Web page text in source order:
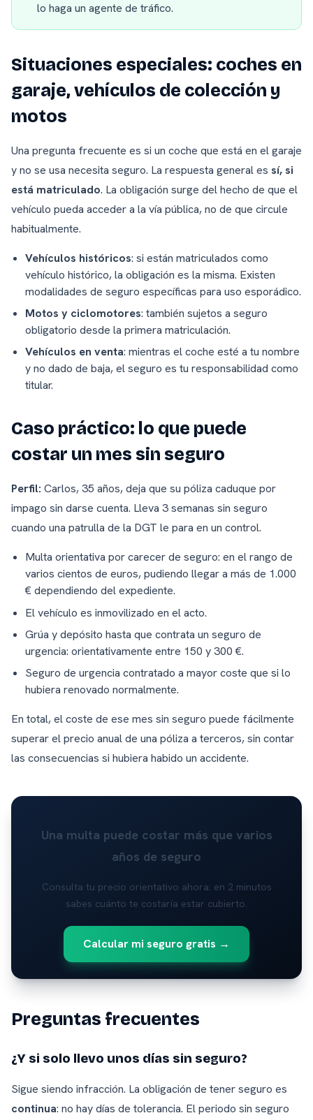
lo haga un agente de tráfico.
Situaciones especiales: coches en
garaje, vehículos de colección y
motos
Una pregunta frecuente es si un coche que está en el garaje
y no se usa necesita seguro. La respuesta general es sí, si
está matriculado. La obligación surge del hecho de que el
vehículo pueda acceder a la vía pública, no de que circule
habitualmente.
Vehículos históricos: si están matriculados como
vehículo histórico, la obligación es la misma. Existen
modalidades de seguro específicas para uso esporádico.
Motos y ciclomotores: también sujetos a seguro
obligatorio desde la primera matriculación.
Vehículos en venta: mientras el coche esté a tu nombre
y no dado de baja, el seguro es tu responsabilidad como
titular.
Caso práctico: lo que puede
costar un mes sin seguro
Perfil: Carlos, 35 años, deja que su póliza caduque por
impago sin darse cuenta. Lleva 3 semanas sin seguro
cuando una patrulla de la DGT le para en un control.
Multa orientativa por carecer de seguro: en el rango de
varios cientos de euros, pudiendo llegar a más de 1.000
€ dependiendo del expediente.
El vehículo es inmovilizado en el acto.
Grúa y depósito hasta que contrata un seguro de
urgencia: orientativamente entre 150 y 300 €.
Seguro de urgencia contratado a mayor coste que si lo
hubiera renovado normalmente.
En total, el coste de ese mes sin seguro puede fácilmente
superar el precio anual de una póliza a terceros, sin contar
las consecuencias si hubiera habido un accidente.
Una multa puede costar más que varios
años de seguro
Consulta tu precio orientativo ahora: en 2 minutos
sabes cuánto te costaría estar cubierto.
Calcular mi seguro gratis →
Preguntas frecuentes
¿Y si solo llevo unos días sin seguro?
Sigue siendo infracción. La obligación de tener seguro es
continua: no hay días de tolerancia. El periodo sin seguro